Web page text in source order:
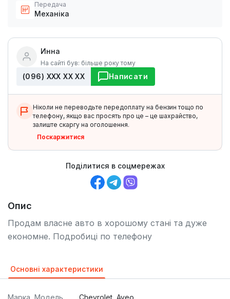
Передача
Механіка
Инна
На сайті був: більше року тому
(096) ХХХ ХХ ХХ Написати
Ніколи не переводьте передоплату на бензин тощо по
телефону, якщо вас просять про це – це шахрайство,
залиште скаргу на оголошення.
Поскаржитися
Поділитися в соцмережах
Опис
Продам власне авто в хорошому стані та дуже
економне. Подробиці по телефону
Основні характеристики